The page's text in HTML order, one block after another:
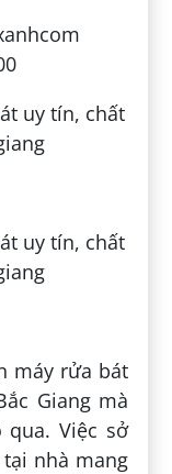
máy rửa bát
Giang mà
Việc sở
nhà mang